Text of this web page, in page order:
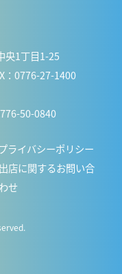
1丁目1-25
0776-27-1400
50-0840
プライバシーポリシー
出店に関するお問い合
わせ